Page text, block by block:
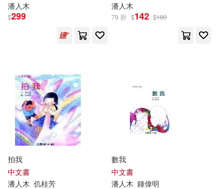
潘人木
$299
潘人木
79 折 $142 $180
拍我
中文書
潘人木 仉桂芳
數我
中文書
潘人木 鍾偉明